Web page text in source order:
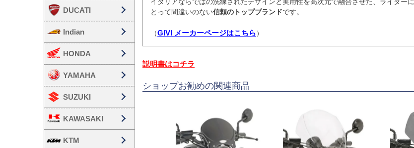
DUCATI
Indian
HONDA
YAMAHA
SUZUKI
KAWASAKI
KTM
とって間違いのない信頼のトップブランドです。
（GIVI メーカーページはこちら）
説明書はコチラ
ショップお勧めの関連商品